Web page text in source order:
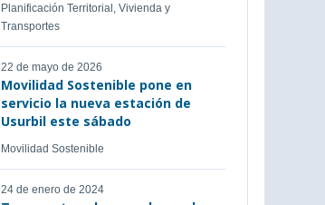
Planificación Territorial, Vivienda y
Transportes
22 de mayo de 2026
Movilidad Sostenible pone en
servicio la nueva estación de
Usurbil este sábado
Movilidad Sostenible
24 de enero de 2024